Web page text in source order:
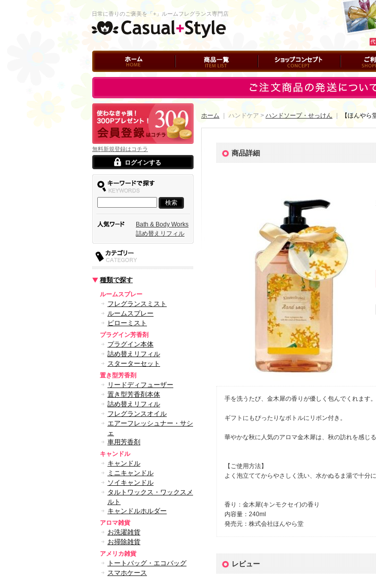
ホーム 商品一覧 ショップコンセプト ご利用ガイ
日常に香りのご褒美を「+」ルームフレグランス専門店
ログイン
無料新規登録はコチラ
ログインする
Bath & Body Works
詰め替えリフィル
種類で探す
ルームスプレー
フレグランスミスト
ルームスプレー
ピローミスト
プラグイン芳香剤
プラグイン本体
詰め替えリフィル
スターターセット
置き型芳香剤
リードディフューザー
置き型芳香剤本体
詰め替えリフィル
フレグランスオイル
エアーフレッシュナー・サシ
ェ
車用芳香剤
キャンドル
キャンドル
ミニキャンドル
ソイキャンドル
タルトワックス・ワックスメ
ルト
キャンドルホルダー
アロマ雑貨
お洗濯雑貨
お掃除雑貨
アメリカ雑貨
トートバッグ・エコバッグ
スマホケース
ホーム ｜ ハンドケア > ハンドソープ・せっけん 【ほんや
商品詳細
手を洗うたび、金木犀の香りが優しく包んでくれます。
ギフトにもぴったりなボトルにリボン付き。
華やかな秋に人気のアロマ金木犀は、秋の訪れを感じ
【ご使用方法】
よく泡立ててからやさしく洗い、水かぬるま湯で十分
香り：金木犀(キンモクセイ)の香り
内容量：240ml
発売元：株式会社ほんやら堂
レビュー